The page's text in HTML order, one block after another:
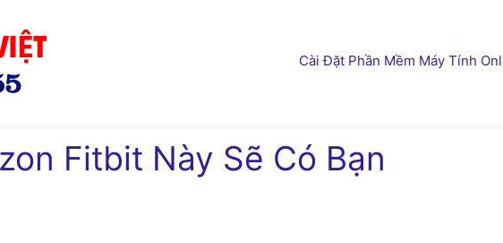
Cài Đặt Phần Mềm Máy Tính
Fitbit Này Sẽ Có Bạn